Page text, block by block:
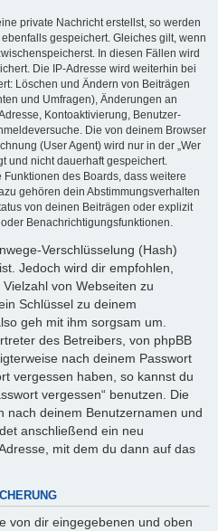
private Nachricht erstellst, so werden
gespeichert. Gleiches gilt, wenn
In diesen Fällen wird
Die IP-Adresse wird weiterhin bei
Löschen und Ändern von Beiträgen
und Umfragen), Änderungen an
Kontoaktivierung, Benutzer-
Die von deinem Browser
(User Agent) wird nur in der „Wer
und nicht dauerhaft gespeichert.
des Boards, dass weitere
gehören dein Abstimmungsverhalten
von deinen Beiträgen oder explizit
Benachrichtigungsfunktionen.
Verschlüsselung (Hash)
Jedoch wird dir empfohlen,
von Webseiten zu
Schlüssel zu deinem
geh mit ihm sorgsam um.
des Betreibers, von phpBB
nach deinem Passwort
vergessen haben, so kannst du
vergessen“ benutzen. Die
nach deinem Benutzernamen und
anschließend ein neu
mit dem du dann auf das
von dir eingegebenen und oben